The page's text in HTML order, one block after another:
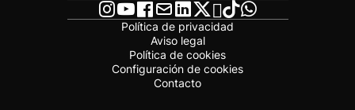
Política de privacidad
Aviso legal
Política de cookies
Configuración de cookies
Contacto